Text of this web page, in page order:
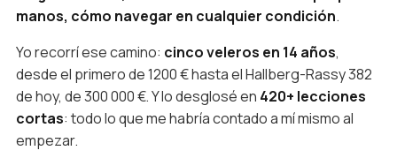
manos, cómo navegar en cualquier condición.
Yo recorrí ese camino: cinco veleros en 14 años,
desde el primero de 1200 € hasta el Hallberg-Rassy 382
de hoy, de 300 000 €. Y lo desglosé en 420+ lecciones
cortas: todo lo que me habría contado a mí mismo al
empezar.